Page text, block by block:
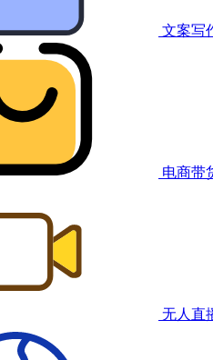
文案写
电商带
无人直